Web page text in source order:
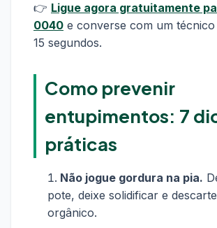
👉 Ligue agora gratuitamente
0040 e converse com um técnico
15 segundos.
Como prevenir
entupimentos: 7
práticas
Não jogue gordura na pia.
pote, deixe solidificar e
orgânico.